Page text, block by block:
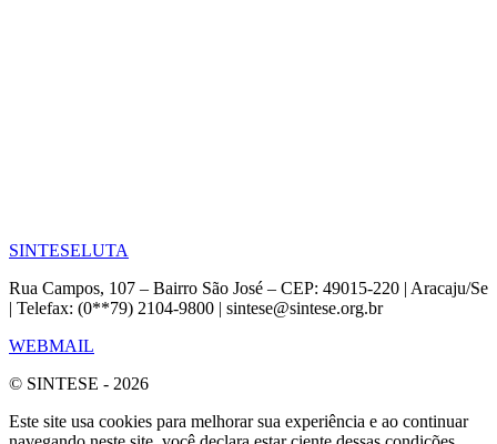
SINTESELUTA
Rua Campos, 107 – Bairro São José – CEP: 49015-220 | Aracaju/Se
| Telefax: (0**79) 2104-9800 | sintese@sintese.org.br
WEBMAIL
© SINTESE - 2026
Este site usa cookies para melhorar sua experiência e ao continuar